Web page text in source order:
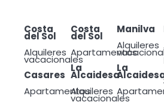
Costa
del Sol
Alquileres
vacacionales
Casares
Apartamentos
Costa
del Sol
Apartamentos
La
Alcaidesa
Alquileres
vacacionales
Manilva
Alquileres
La